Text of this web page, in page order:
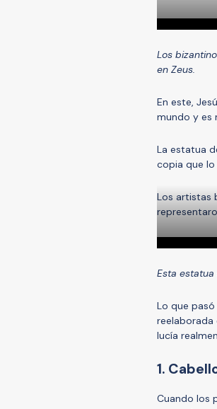
Los
en Zeus.
En este,
mundo y es
La estatua
copia que lo
Los artistas
Esta
Lo que
reelaborada
lucía
1.
Cuando los